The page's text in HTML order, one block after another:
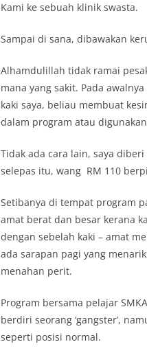
Kami ke sebuah klinik swasta.
Sampai di sana, dibawakan
Alhamdulillah tidak ramai
mana yang sakit. Pada
kaki saya, beliau membuat
dalam program atau
Tidak ada cara lain, saya
selepas itu, wang RM 110
Setibanya di tempat program
amat berat dan besar kerana
dengan sebelah kaki – amat
ada sarapan pagi yang
menahan perit.
Program bersama pelajar
berdiri seorang ‘gangster’,
seperti posisi normal.